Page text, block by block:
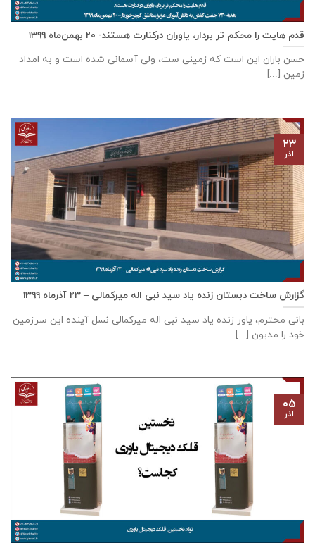
قدم هایت را محکم تر بردار، یاوران درکنارت هستند- ۲۰ بهمن‌ماه ۱۳۹۹
حسن باران این است که زمینی ست، ولی آسمانی شده است و به امداد
زمین [...]
گزارش ساخت دبستان زنده ياد سيد نبی اله ميركمالی – ۲۳ آذر‌ماه ۱۳۹۹
بانی محترم، یاور زنده ياد سيد نبی اله ميركمالی نسل آینده این سرزمین
خود را مدیون [...]
۲۳
آذر
۰۵
آذر